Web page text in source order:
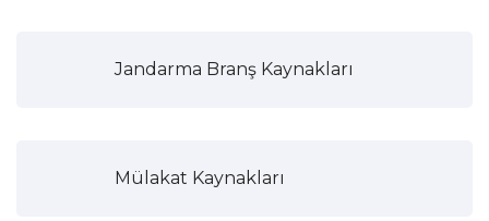
Jandarma Branş Kaynakları
Mülakat Kaynakları